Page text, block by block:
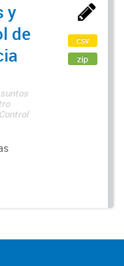
y
de
csv
zip